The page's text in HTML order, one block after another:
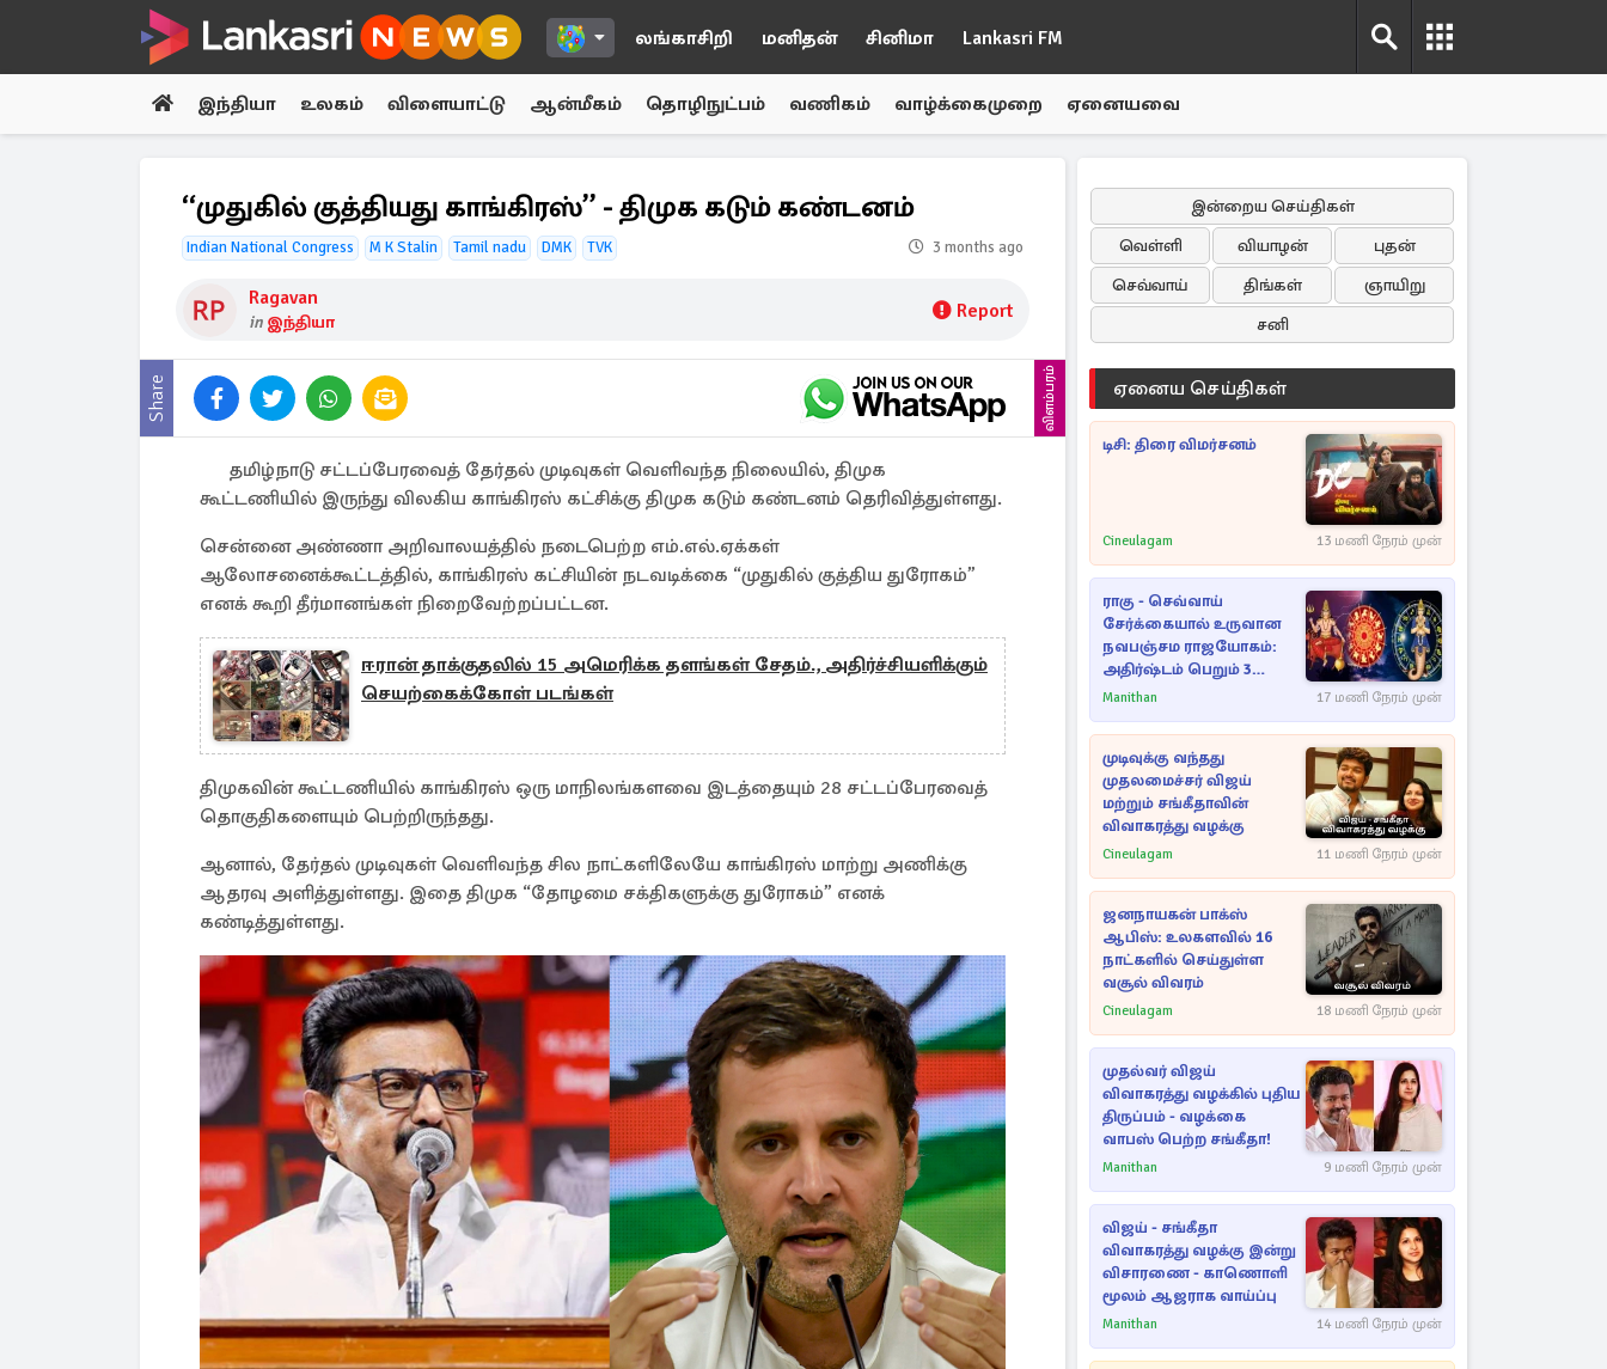
லங்காசிறி மனிதன் சினிமா Lankasri FM
இந்தியா உலகம் விளையாட்டு ஆன்மீகம் தொழிநுட்பம் வணிகம் வாழ்க்கைமுறை ஏனையவை
“முதுகில் குத்தியது காங்கிரஸ்” - திமுக கடும் கண்டனம்
Indian National Congress M K Stalin Tamil nadu DMK TVK 3 months ago
Ragavan
in இந்தியா Report
Share விளம்பரம்
தமிழ்நாடு சட்டப்பேரவைத் தேர்தல் முடிவுகள் வெளிவந்த நிலையில், திமுக
கூட்டணியில் இருந்து விலகிய காங்கிரஸ் கட்சிக்கு திமுக கடும் கண்டனம் தெரிவித்துள்ளது.
சென்னை அண்ணா அறிவாலயத்தில் நடைபெற்ற எம்.எல்.ஏக்கள்
ஆலோசனைக்கூட்டத்தில், காங்கிரஸ் கட்சியின் நடவடிக்கை “முதுகில் குத்திய துரோகம்”
எனக் கூறி தீர்மானங்கள் நிறைவேற்றப்பட்டன.
ஈரான் தாக்குதலில் 15 அமெரிக்க தளங்கள் சேதம்., அதிர்ச்சியளிக்கும்
செயற்கைக்கோள் படங்கள்
திமுகவின் கூட்டணியில் காங்கிரஸ் ஒரு மாநிலங்களவை இடத்தையும் 28 சட்டப்பேரவைத்
தொகுதிகளையும் பெற்றிருந்தது.
ஆனால், தேர்தல் முடிவுகள் வெளிவந்த சில நாட்களிலேயே காங்கிரஸ் மாற்று அணிக்கு
ஆதரவு அளித்துள்ளது. இதை திமுக “தோழமை சக்திகளுக்கு துரோகம்” எனக்
கண்டித்துள்ளது.
இன்றைய செய்திகள்
வெள்ளி
வியாழன்
புதன்
செவ்வாய்
திங்கள்
ஞாயிறு
சனி
ஏனைய செய்திகள்
டிசி: திரை விமர்சனம்
Cineulagam 13 மணி நேரம் முன்
ராகு - செவ்வாய்
சேர்க்கையால் உருவான
நவபஞ்சம ராஜயோகம்:
அதிர்ஷ்டம் பெறும் 3
ராசிகள்!
Manithan 17 மணி நேரம் முன்
முடிவுக்கு வந்தது
முதலமைச்சர் விஜய்
மற்றும் சங்கீதாவின்
விவாகரத்து வழக்கு
Cineulagam 11 மணி நேரம் முன்
ஜனநாயகன் பாக்ஸ்
ஆபிஸ்: உலகளவில் 16
நாட்களில் செய்துள்ள
வசூல் விவரம்
Cineulagam 18 மணி நேரம் முன்
முதல்வர் விஜய்
விவாகரத்து வழக்கில் புதிய
திருப்பம் - வழக்கை
வாபஸ் பெற்ற சங்கீதா!
Manithan 9 மணி நேரம் முன்
விஜய் - சங்கீதா
விவாகரத்து வழக்கு இன்று
விசாரணை - காணொளி
மூலம் ஆஜராக வாய்ப்பு
Manithan 14 மணி நேரம் முன்